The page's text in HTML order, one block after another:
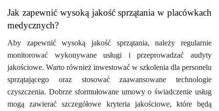
Jak zapewnić wysoką jakość sprzątania w placówkach
medycznych?
Aby zapewnić wysoką jakość sprzątania, należy regularnie
monitorować wykonywane usługi i przeprowadzać audyty
jakościowe. Warto również inwestować w szkolenia dla personelu
sprzątającego oraz stosować zaawansowane technologie
czyszczenia. Dobrze sformułowane umowy o świadczenie usług
mogą zawierać szczegółowe kryteria jakościowe, które będą